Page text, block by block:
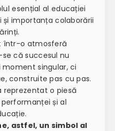
esențial al educației
importanța colaborării
într-o atmosferă
că succesul nu
singular, ci
construite pas cu pas.
reprezentat o piesă
și al
astfel, un simbol al